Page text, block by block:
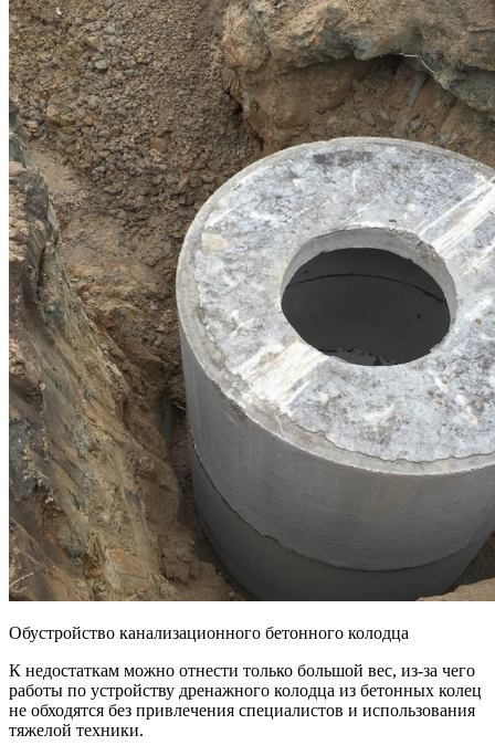
Обустройство канализационного бетонного колодца
К недостаткам можно отнести только большой вес, из-за чего
работы по устройству дренажного колодца из бетонных колец
не обходятся без привлечения специалистов и использования
тяжелой техники.